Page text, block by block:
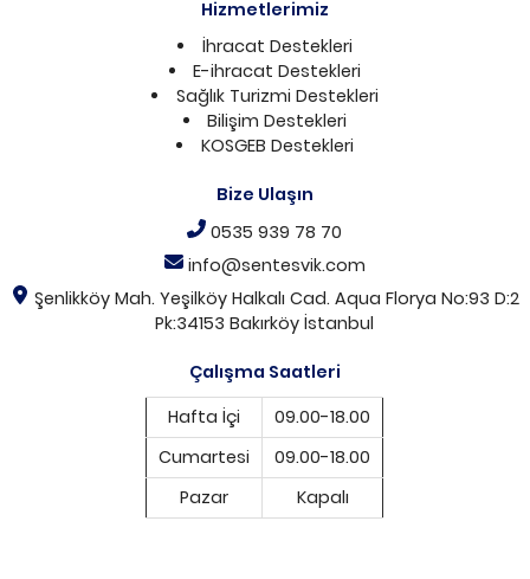
Hizmetlerimiz
İhracat Destekleri
E-ihracat Destekleri
Sağlık Turizmi Destekleri
Bilişim Destekleri
KOSGEB Destekleri
Bize Ulaşın
0535 939 78 70
info@sentesvik.com
Şenlikköy Mah. Yeşilköy Halkalı Cad. Aqua Florya No:93 D:2
Pk:34153 Bakırköy İstanbul
Çalışma Saatleri
Hafta İçi
09.00-18.00
Cumartesi
09.00-18.00
Pazar
Kapalı